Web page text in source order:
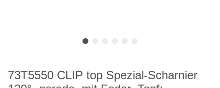
73T5550 CLIP top Spezial-Scharnier